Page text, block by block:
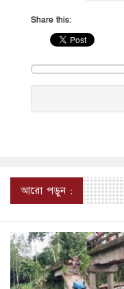
Share this:
আরো পড়ুন :